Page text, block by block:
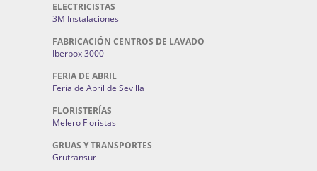
DISEÑO Y POSICIONAMIENTO WEB
AndaluNet Marketing Digital
ELECTRICISTAS
3M Instalaciones
FABRICACIÓN CENTROS DE LAVADO
Iberbox 3000
FERIA DE ABRIL
Feria de Abril de Sevilla
FLORISTERÍAS
Melero Floristas